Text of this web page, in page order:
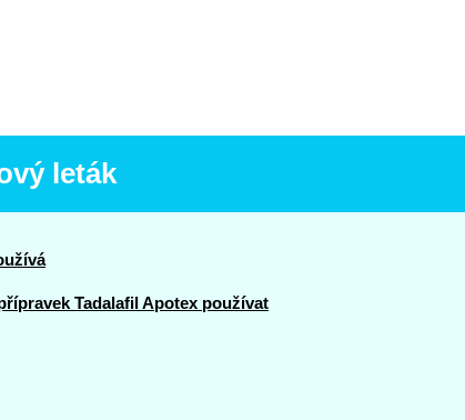
leták
Tadalafil Apotex používat